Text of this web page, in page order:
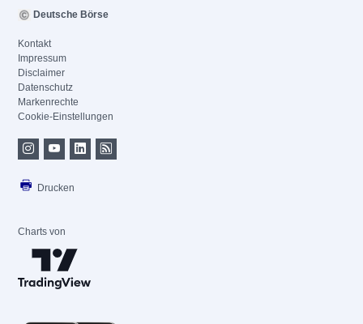
Deutsche Börse
Kontakt
Impressum
Disclaimer
Datenschutz
Markenrechte
Cookie-Einstellungen
Drucken
Charts von